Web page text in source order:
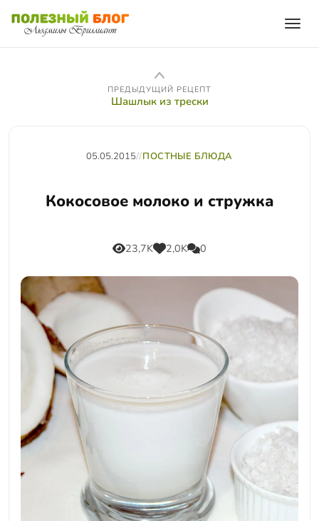
ПРЕДЫДУЩИЙ РЕЦЕПТ
Шашлык из трески
05.05.2015//ПОСТНЫЕ БЛЮДА
Кокосовое молоко и стружка
23,7K 2,0K 0